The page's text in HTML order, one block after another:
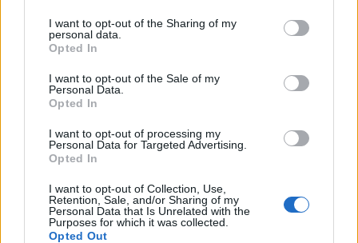
I want to opt-out of the Sharing of my
personal data.
Opted In
I want to opt-out of the Sale of my
Personal Data.
Opted In
I want to opt-out of processing my
Personal Data for Targeted Advertising.
Opted In
I want to opt-out of Collection, Use,
Retention, Sale, and/or Sharing of my
Personal Data that Is Unrelated with the
Purposes for which it was collected.
Opted Out
ECONOMIA
Carburanti, prorogato fino al 25
agosto lo sconto di 17 centesimi sul
gasolio